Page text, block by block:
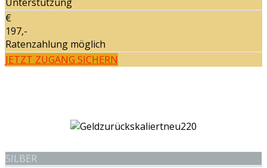
€
197,-
Ratenzahlung möglich
JETZT ZUGANG SICHERN
SILBER